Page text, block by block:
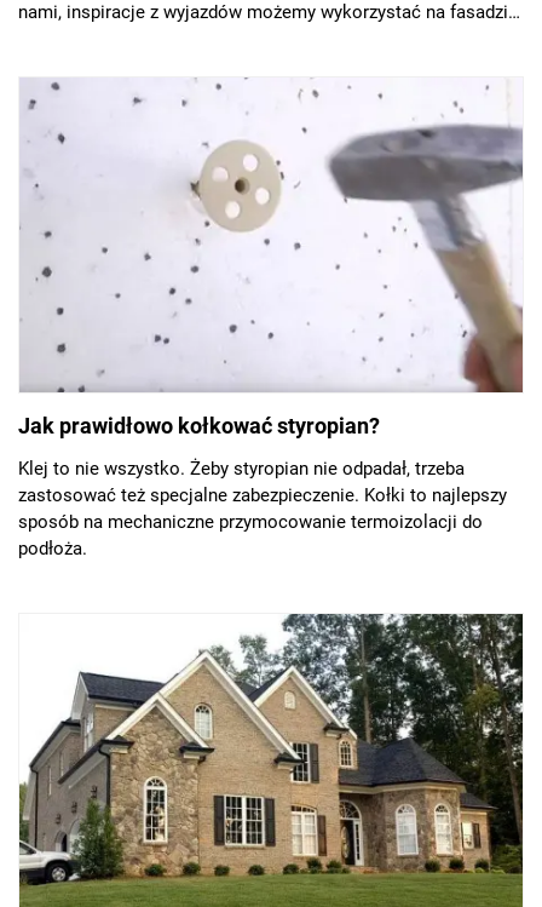
nami, inspiracje z wyjazdów możemy wykorzystać na fasadzie
Jak prawidłowo kołkować styropian?
Klej to nie wszystko. Żeby styropian nie odpadał, trzeba
zastosować też specjalne zabezpieczenie. Kołki to najlepszy
sposób na mechaniczne przymocowanie termoizolacji do
podłoża.